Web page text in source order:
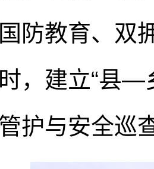
国防教育、双
时，建立“县—
护与安全巡